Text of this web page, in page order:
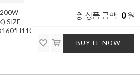
SIZE
총 상품 금액 0원
BUY IT NOW